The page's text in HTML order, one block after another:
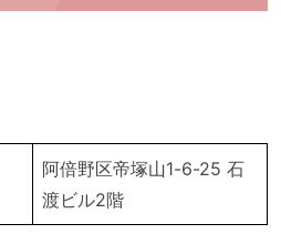
阿倍野区帝塚山1-6-25 石
渡ビル2階